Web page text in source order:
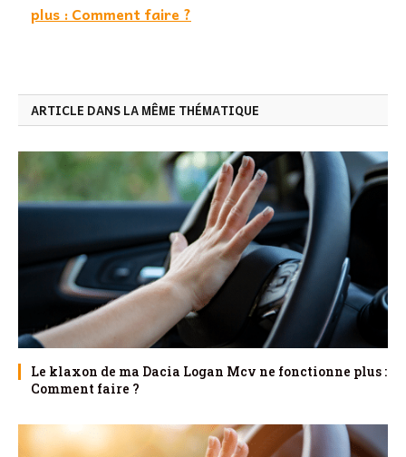
plus : Comment faire ?
ARTICLE DANS LA MÊME THÉMATIQUE
Le klaxon de ma Dacia Logan Mcv ne fonctionne plus :
Comment faire ?